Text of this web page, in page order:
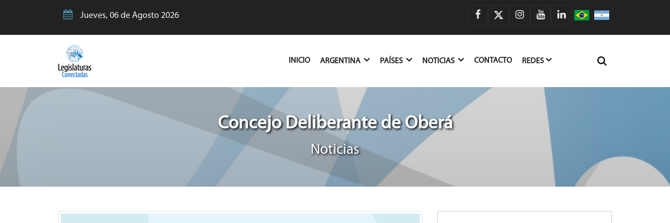
Jueves, 06 de Agosto 2026
INICIO(CURRENT)
ARGENTINA PAÍSES NOTICIAS CONTACTO REDES
Concejo Deliberante de Oberá
Noticias